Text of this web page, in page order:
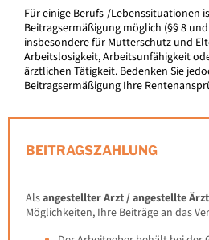
Für einige Berufs-/Lebenssituationen
Beitragsermäßigung möglich (§§ 8
insbesondere für Mutterschutz und
Arbeitslosigkeit, Arbeitsunfähigkeit
ärztlichen Tätigkeit. Bedenken Sie
Beitragsermäßigung Ihre
BEITRAGSZAHLUNG
Alsangestellter Arzt / angestellte
Möglichkeiten, Ihre Beiträge an das